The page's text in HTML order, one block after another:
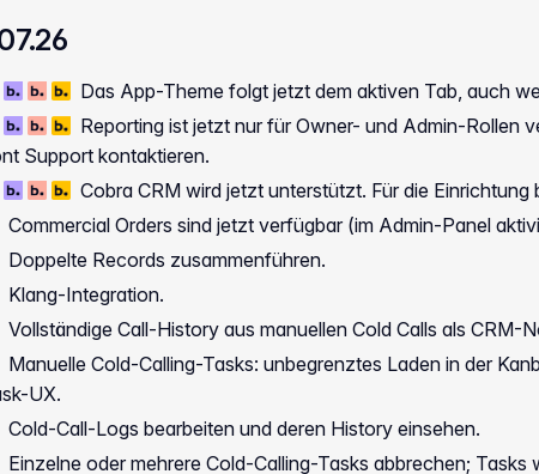
Das App-Theme folgt jetzt dem aktiven Tab, auch
Reporting ist jetzt nur für Owner- und Admin-Rollen
Support kontaktieren.
Cobra CRM wird jetzt unterstützt. Für die
Commercial Orders sind jetzt verfügbar (im Admin-Panel
Doppelte Records zusammenführen.
Klang-Integration.
Vollständige Call-History aus manuellen Cold Calls als CRM-
Manuelle Cold-Calling-Tasks: unbegrenztes Laden in der
UX.
Cold-Call-Logs bearbeiten und deren History einsehen.
Einzelne oder mehrere Cold-Calling-Tasks abbrechen;